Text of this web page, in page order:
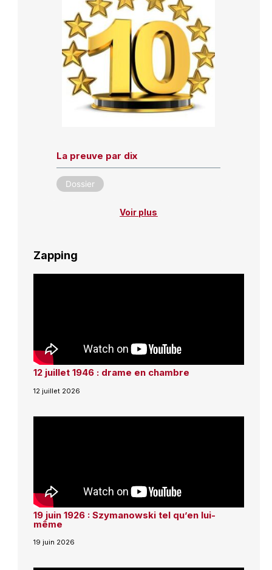
La preuve par dix
Dossier
Voir plus
Zapping
12 juillet 1946 : drame en chambre
12 juillet 2026
19 juin 1926 : Szymanowski tel qu’en lui-
même
19 juin 2026